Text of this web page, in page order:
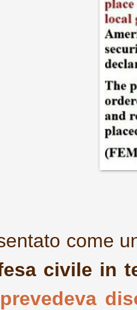
come
civile in